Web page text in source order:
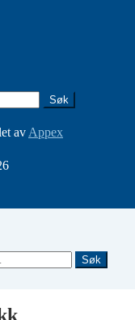
Søk
av Appex
Søk